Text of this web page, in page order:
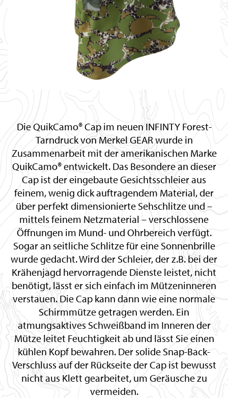
Die QuikCamo® Cap im neuen INFINTY Forest-
Tarndruck von Merkel GEAR wurde in
Zusammenarbeit mit der amerikanischen Marke
QuikCamo® entwickelt. Das Besondere an dieser
Cap ist der eingebaute Gesichtsschleier aus
feinem, wenig dick auftragendem Material, der
über perfekt dimensionierte Sehschlitze und –
mittels feinem Netzmaterial – verschlossene
Öffnungen im Mund- und Ohrbereich verfügt.
Sogar an seitliche Schlitze für eine Sonnenbrille
wurde gedacht. Wird der Schleier, der z.B. bei der
Krähenjagd hervorragende Dienste leistet, nicht
benötigt, lässt er sich einfach im Mützeninneren
verstauen. Die Cap kann dann wie eine normale
Schirmmütze getragen werden. Ein
atmungsaktives Schweißband im Inneren der
Mütze leitet Feuchtigkeit ab und lässt Sie einen
kühlen Kopf bewahren. Der solide Snap-Back-
Verschluss auf der Rückseite der Cap ist bewusst
nicht aus Klett gearbeitet, um Geräusche zu
vermeiden.